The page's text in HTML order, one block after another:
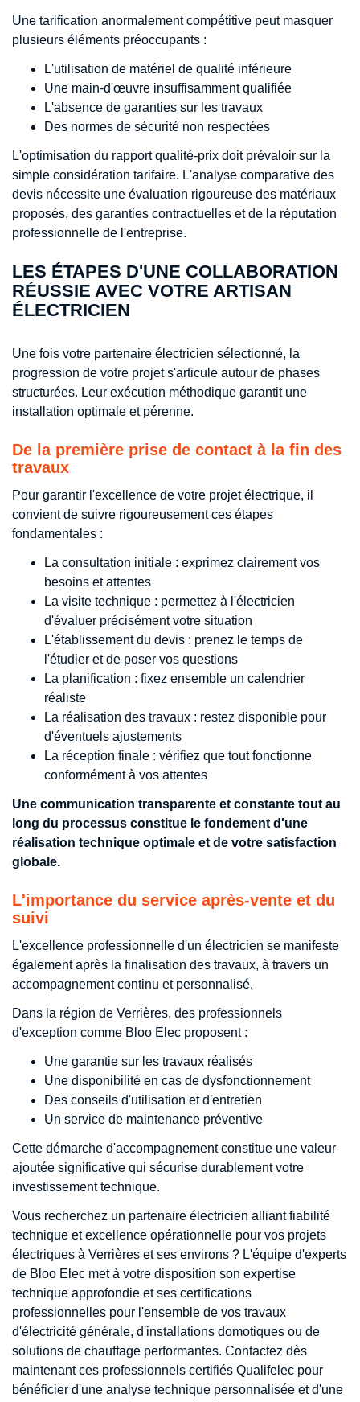
Une tarification anormalement compétitive peut masquer
plusieurs éléments préoccupants :
L'utilisation de matériel de qualité inférieure
Une main-d'œuvre insuffisamment qualifiée
L'absence de garanties sur les travaux
Des normes de sécurité non respectées
L'optimisation du rapport qualité-prix doit prévaloir sur la
simple considération tarifaire. L'analyse comparative des
devis nécessite une évaluation rigoureuse des matériaux
proposés, des garanties contractuelles et de la réputation
professionnelle de l'entreprise.
LES ÉTAPES D'UNE COLLABORATION
RÉUSSIE AVEC VOTRE ARTISAN
ÉLECTRICIEN
Une fois votre partenaire électricien sélectionné, la
progression de votre projet s'articule autour de phases
structurées. Leur exécution méthodique garantit une
installation optimale et pérenne.
De la première prise de contact à la fin des
travaux
Pour garantir l'excellence de votre projet électrique, il
convient de suivre rigoureusement ces étapes
fondamentales :
La consultation initiale : exprimez clairement vos
besoins et attentes
La visite technique : permettez à l'électricien
d'évaluer précisément votre situation
L'établissement du devis : prenez le temps de
l'étudier et de poser vos questions
La planification : fixez ensemble un calendrier
réaliste
La réalisation des travaux : restez disponible pour
d'éventuels ajustements
La réception finale : vérifiez que tout fonctionne
conformément à vos attentes
Une communication transparente et constante tout au
long du processus constitue le fondement d'une
réalisation technique optimale et de votre satisfaction
globale.
L'importance du service après-vente et du
suivi
L'excellence professionnelle d'un électricien se manifeste
également après la finalisation des travaux, à travers un
accompagnement continu et personnalisé.
Dans la région de Verrières, des professionnels
d'exception comme Bloo Elec proposent :
Une garantie sur les travaux réalisés
Une disponibilité en cas de dysfonctionnement
Des conseils d'utilisation et d'entretien
Un service de maintenance préventive
Cette démarche d'accompagnement constitue une valeur
ajoutée significative qui sécurise durablement votre
investissement technique.
Vous recherchez un partenaire électricien alliant fiabilité
technique et excellence opérationnelle pour vos projets
électriques à Verrières et ses environs ? L'équipe d'experts
de Bloo Elec met à votre disposition son expertise
technique approfondie et ses certifications
professionnelles pour l'ensemble de vos travaux
d'électricité générale, d'installations domotiques ou de
solutions de chauffage performantes. Contactez dès
maintenant ces professionnels certifiés Qualifelec pour
bénéficier d'une analyse technique personnalisée et d'une